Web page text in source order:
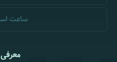
ساعت